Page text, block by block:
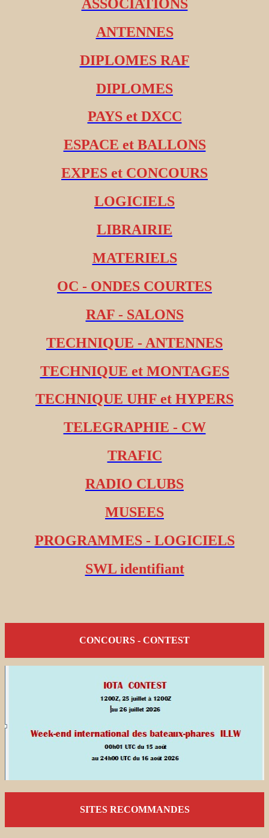
ASSOCIATIONS
ANTENNES
DIPLOMES RAF
DIPLOMES
PAYS et DXCC
ESPACE et BALLONS
EXPES et CONCOURS
LOGICIELS
LIBRAIRIE
MATERIELS
OC - ONDES COURTES
RAF - SALONS
TECHNIQUE - ANTENNES
TECHNIQUE et MONTAGES
TECHNIQUE UHF et HYPERS
TELEGRAPHIE - CW
TRAFIC
RADIO CLUBS
MUSEES
PROGRAMMES - LOGICIELS
SWL identifiant
CONCOURS - CONTEST
SITES RECOMMANDES